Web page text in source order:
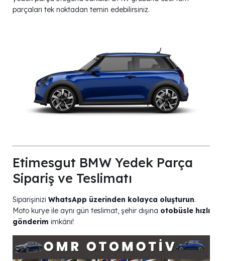
parçaları tek noktadan temin edebilirsiniz.
Etimesgut BMW Yedek Parça
Sipariş ve Teslimatı
Siparişinizi WhatsApp üzerinden kolayca oluşturun.
Moto kurye ile aynı gün teslimat, şehir dışına otobüsle hızlı
gönderim imkânı!